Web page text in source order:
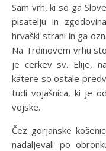
Sam vrh, ki so ga
pisatelju in
hrvaški strani in ga
Na Trdinovem vrhu
je cerkev sv. Elije,
katere so ostale
tudi vojašnica, ki je
vojske.
Čez gorjanske
nadaljevali po